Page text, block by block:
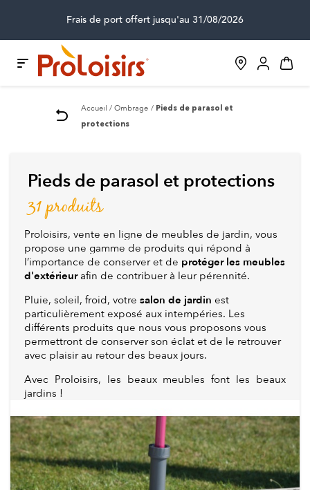
Frais de port offert jusqu'au 31/08/2026
Accueil Ombrage Pieds de parasol et
protections
Pieds de parasol et protections
31 produits
Proloisirs, vente en ligne de meubles de jardin, vous
propose une gamme de produits qui répond à
l’importance de conserver et de protéger les meubles
d'extérieurafin de contribuer à leur pérennité.
Pluie, soleil, froid, votre salon de jardin est
particulièrement exposé aux intempéries. Les
différents produits que nous vous proposons vous
permettront de conserver son éclat et de le retrouver
avec plaisir au retour des beaux jours.
Avec Proloisirs, les beaux meubles font les beaux
jardins !